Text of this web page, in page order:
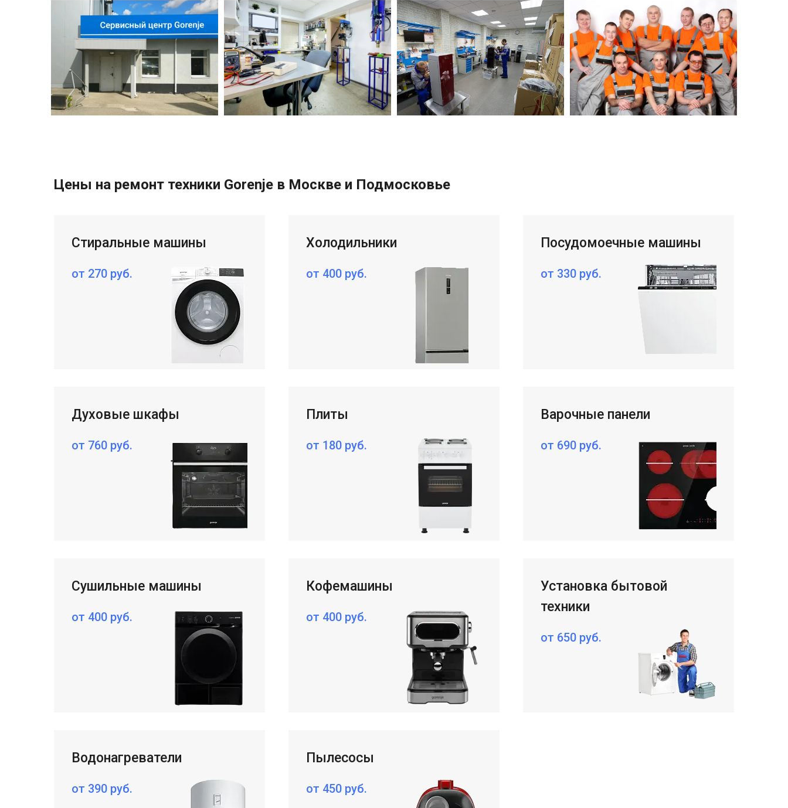
Цены на ремонт техники Gorenje в Москве и Подмосковье
Стиральные машины
от 270 руб.
Холодильники
от 400 руб.
Посудомоечные машины
от 330 руб.
Духовые шкафы
от 760 руб.
Плиты
от 180 руб.
Варочные панели
от 690 руб.
Сушильные машины
от 400 руб.
Кофемашины
от 400 руб.
Установка бытовой
техники
от 650 руб.
Водонагреватели
от 390 руб.
Пылесосы
от 450 руб.
Content Oriented Web
Make great presentations, longreads, and landing pages, as well as photo stories, blogs, lookbooks, and all other kinds of content oriented projects.